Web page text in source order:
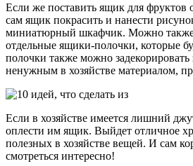
Если же поставить ящик для фруктов
сам ящик покрасить и нанести
миниатюрный шкафчик. Можно также
отдельные ящики-полочки, которые
полочки также можно
ненужным в хозяйстве материалом,
Если в хозяйстве имеется лишний
оплести им ящик. Выйдет отличное
полезных в хозяйстве вещей. И сам
смотреться интересно!